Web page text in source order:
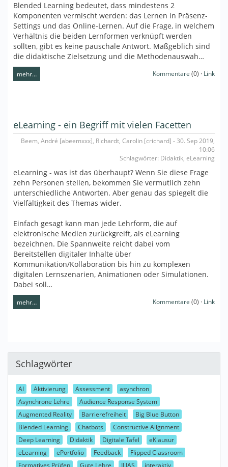
Blended Learning bedeutet, dass mindestens 2
Komponenten vermischt werden: das Lernen in Präsenz-
Settings und das Online-Lernen. Auf die Frage, in welchem
Verhältnis die beiden Lernformen verknüpft werden
sollten, gibt es keine pauschale Antwort. Maßgeblich sind
die didaktische Zielsetzung und die Methodenauswah…
mehr… Kommentare (0) · Link
eLearning - ein Begriff mit vielen Facetten
Beem, André [abeemxxx], Richardt, Carolin [crichard] - 30. Sep 2019,
10:06
Schlagwörter: Didaktik, eLearning
eLearning - was ist das überhaupt? Wenn Sie diese Frage
zehn Personen stellen, bekommen Sie vermutlich zehn
unterschiedliche Antworten. Aber genau das spiegelt die
Vielfältigkeit des Themas wider.
Einfach gesagt kann man jede Lehrform, die auf
elektronische Medien zurückgreift, als eLearning
bezeichnen. Die Spannweite reicht dabei vom
Bereitstellen digitaler Inhalte über
Kommunikation/Kollaboration bis hin zu komplexen
digitalen Lernszenarien, Animationen oder Simulationen.
Dabei soll…
mehr… Kommentare (0) · Link
Schlagwörter
AI Aktivierung Assessment
asynchron
Asynchrone Lehre
Audience Response System
Augmented Reality
Barrierefreiheit
Big Blue Button
Blended Learning
Chatbots
Constructive Alignment
Deep Learning
Didaktik Digitale Tafel
eKlausur
eLearning
ePortfolio Feedback
Flipped Classroom
Formatives Prüfen
Gute Lehre ILIAS
interaktiv